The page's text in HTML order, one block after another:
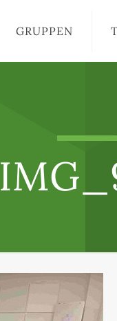
GRUPPEN